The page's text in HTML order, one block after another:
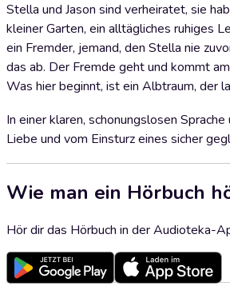
Stella und Jason sind verheiratet, sie
kleiner Garten, ein alltägliches ruhiges
ein Fremder, jemand, den Stella nie
das ab. Der Fremde geht und kommt
Was hier beginnt, ist ein Albtraum, der
In einer klaren, schonungslosen
Liebe und vom Einsturz eines sicher
Wie man ein Hörbuch
Hör dir das Hörbuch in der Audioteka-